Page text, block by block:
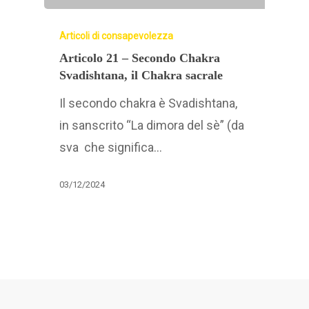
Articoli di consapevolezza
Articolo 21 – Secondo Chakra
Svadishtana, il Chakra sacrale
Il secondo chakra è Svadishtana,
in sanscrito “La dimora del sè” (da
sva che significa…
03/12/2024